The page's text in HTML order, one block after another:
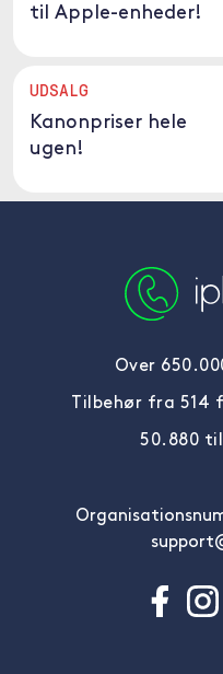
til Apple-enheder!
UDSALG
Kanonpriser hele
ugen!
Over
Tilbehør fra
50.880